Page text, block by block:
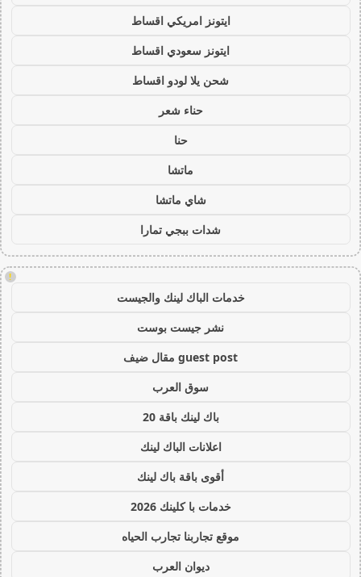
ايتونز امريكي اقساط
ايتونز سعودي اقساط
شحن يلا لودو اقساط
حناء شعر
حنا
ماتشا
شاي ماتشا
شدات ببجي تمارا
!
خدمات الباك لينك والجيست
نشر جيست بوست
guest post مقال ضيف
سوق العرب
باك لينك باقة 20
اعلانات الباك لينك
أقوى باقة باك لينك
خدمات با كلينك 2026
موقع تجاربنا تجارب الحياه
ديوان العرب